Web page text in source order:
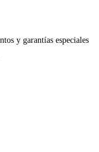
y garantías especiales